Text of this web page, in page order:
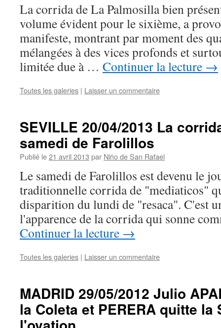
La corrida de La Palmosilla bien
volume évident pour le sixième, a
manifeste, montrant par moment des
mélangées à des vices profonds et
limitée due à … Continuer la lecture →
Toutes les galeries | Laisser un commentaire
SEVILLE 20/04/2013 La
samedi de Farolillos
Publié le21 avril 2013 par Niño de San Rafael
Le samedi de Farolillos est devenu le
traditionnelle corrida de "mediaticos"
disparition du lundi de "resaca". C'est
l'apparence de la corrida qui sonne
Continuer la lecture →
Toutes les galeries | Laisser un commentaire
MADRID 29/05/2012 Julio
la Coleta et PERERA quitte